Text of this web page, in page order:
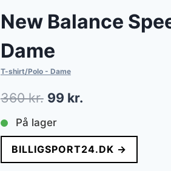
New Balance
Dame
T-shirt/Polo - Dame
360kr. Den
oprindelige
pris
var:
99 kr.Den
pris
er:
På lager
BILLIGSPORT24.DK →